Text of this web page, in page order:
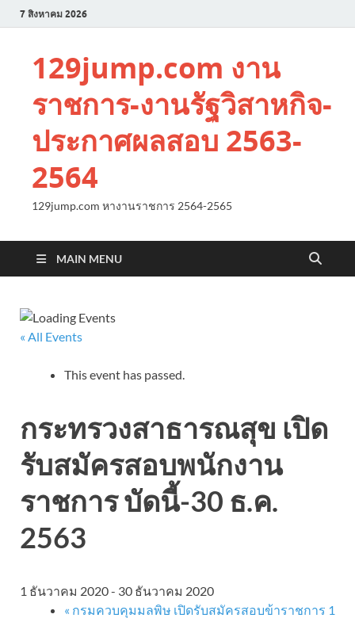
7 สิงหาคม 2026
129jump.com งาน
ราชการ-งานรัฐวิสาหกิจ-
ประกาศผลสอบ 2563-
2564
129jump.com หางานราชการ 2564-2565
MAIN MENU
« All Events
This event has passed.
กระทรวงสาธารณสุข เปิด
รับสมัครสอบพนักงาน
ราชการ บัดนี้-30 ธ.ค.
2563
1 ธันวาคม 2020- 30 ธันวาคม 2020
« กรมควบคุมมลพิษ เปิดรับสมัครสอบข้าราชการ 1